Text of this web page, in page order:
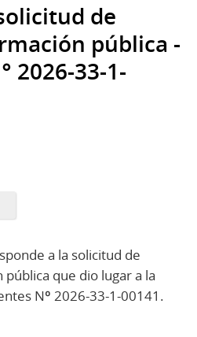
de
pública -
2026-33-1-
a la solicitud de
que dio lugar a la
Nº 2026-33-1-00141.